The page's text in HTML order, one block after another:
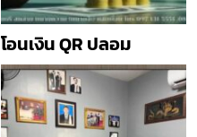
โอนเงิน QR ปลอม